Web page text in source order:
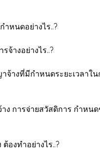
หนดอย่างไร..?
จ้างอย่างไร..?
างที่มีกำหนดระยะเวลาใน
ง การจ่ายสวัสดิการ กำหน
องทำอย่างไร..?